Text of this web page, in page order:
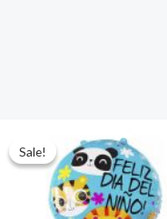
Sale!
Sale!precio
original
era:
$ 4.000.
precio
actual
es:
$ 2.800.